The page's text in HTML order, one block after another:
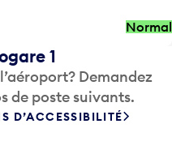
Normal
1
Demandez
de poste suivants.
D’ACCESSIBILITÉ